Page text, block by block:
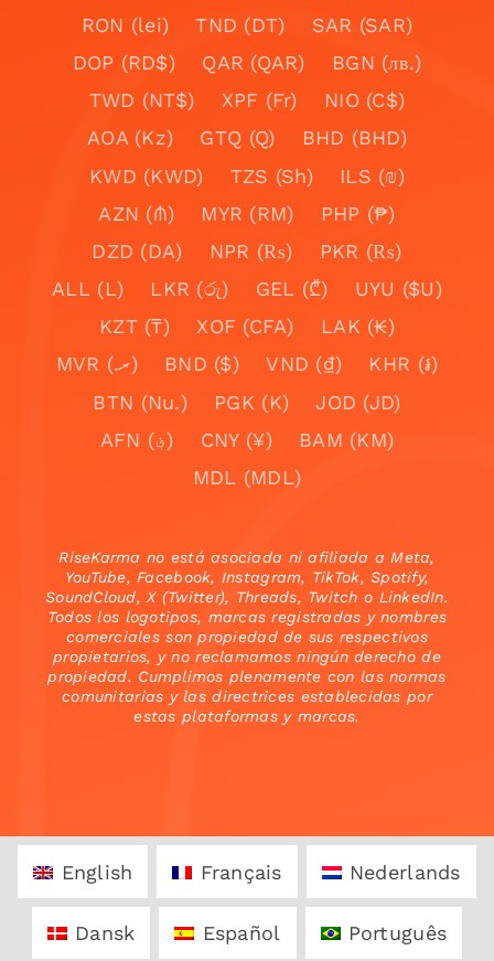
RON (lei)
TND (DT)
SAR (SAR)
DOP (RD$)
QAR (QAR)
BGN (лв.)
TWD (NT$)
XPF (Fr)
NIO (C$)
AOA (Kz)
GTQ (Q)
BHD (BHD)
KWD (KWD)
TZS (Sh)
ILS (₪)
AZN (₼)
MYR (RM)
PHP (₱)
DZD (DA)
NPR (₨)
PKR (₨)
ALL (L)
LKR (රු) GEL (₾)
UYU ($U)
KZT (₸)
XOF (CFA)
LAK (₭)
MVR (.ރ)
BND ($) VND (₫)
KHR (៛)
BTN (Nu.)
PGK (K)
JOD (JD)
AFN (؋)
CNY (¥)
BAM (KM)
MDL (MDL)
RiseKarma no está asociada ni afiliada a Meta,
YouTube, Facebook, Instagram, TikTok, Spotify,
SoundCloud, X (Twitter), Threads, Twitch o LinkedIn.
Todos los logotipos, marcas registradas y nombres
comerciales son propiedad de sus respectivos
propietarios, y no reclamamos ningún derecho de
propiedad. Cumplimos plenamente con las normas
comunitarias y las directrices establecidas por
estas plataformas y marcas.
English Français Nederlands
Dansk Español Português